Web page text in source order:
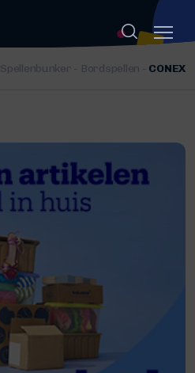
Spellenbunker - Bordspellen - CONEX